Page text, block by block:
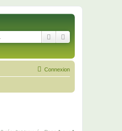
Rechercher
Connexion